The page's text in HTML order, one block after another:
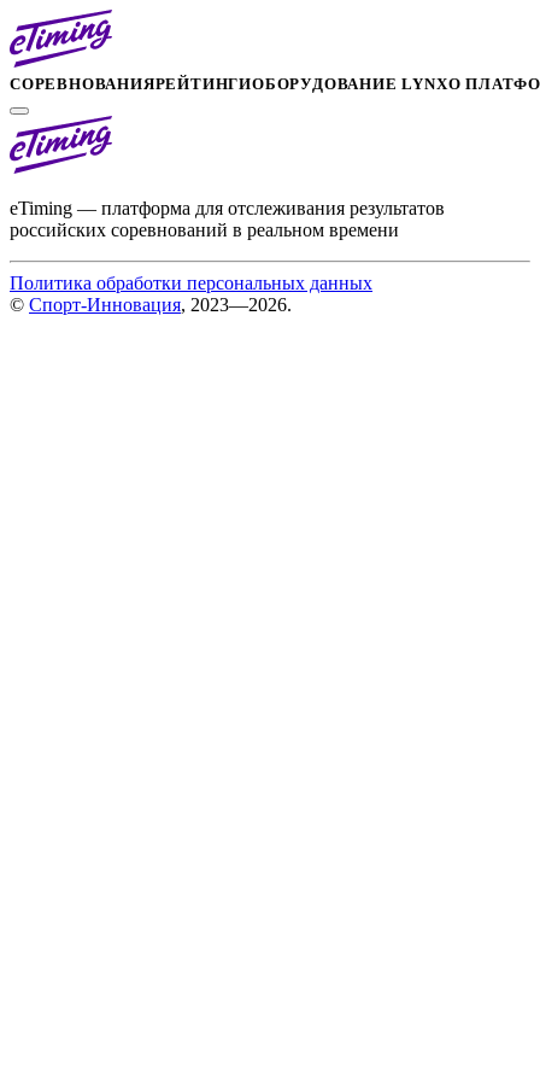
СОРЕВНОВАНИЯРЕЙТИНГИОБОРУДОВАНИЕ LYNXО
eTiming — платформа для отслеживания результатов
российских соревнований в реальном времени
Политика обработки персональных данных
© Спорт-Инновация, 2023—2026.